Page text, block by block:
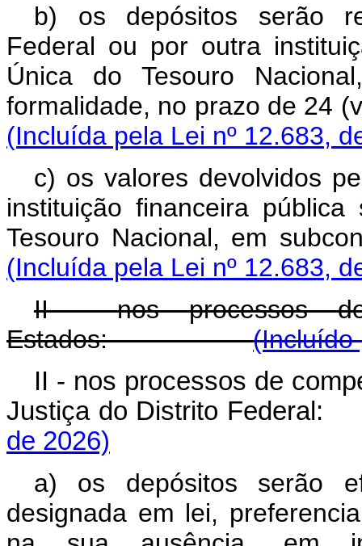
b) os depósitos serão
Federal ou por outra
Única do Tesouro
formalidade, no prazo
(Incluída pela Lei nº 12.683,
c) os valores devolvidos
instituição financeira
Tesouro Nacional,
(Incluída pela Lei nº 12.683,
II - nos processos
Estados:(Incluído
II - nos processos de
Justiça do Distrito
de 2026)
a) os depósitos serão
designada em lei,